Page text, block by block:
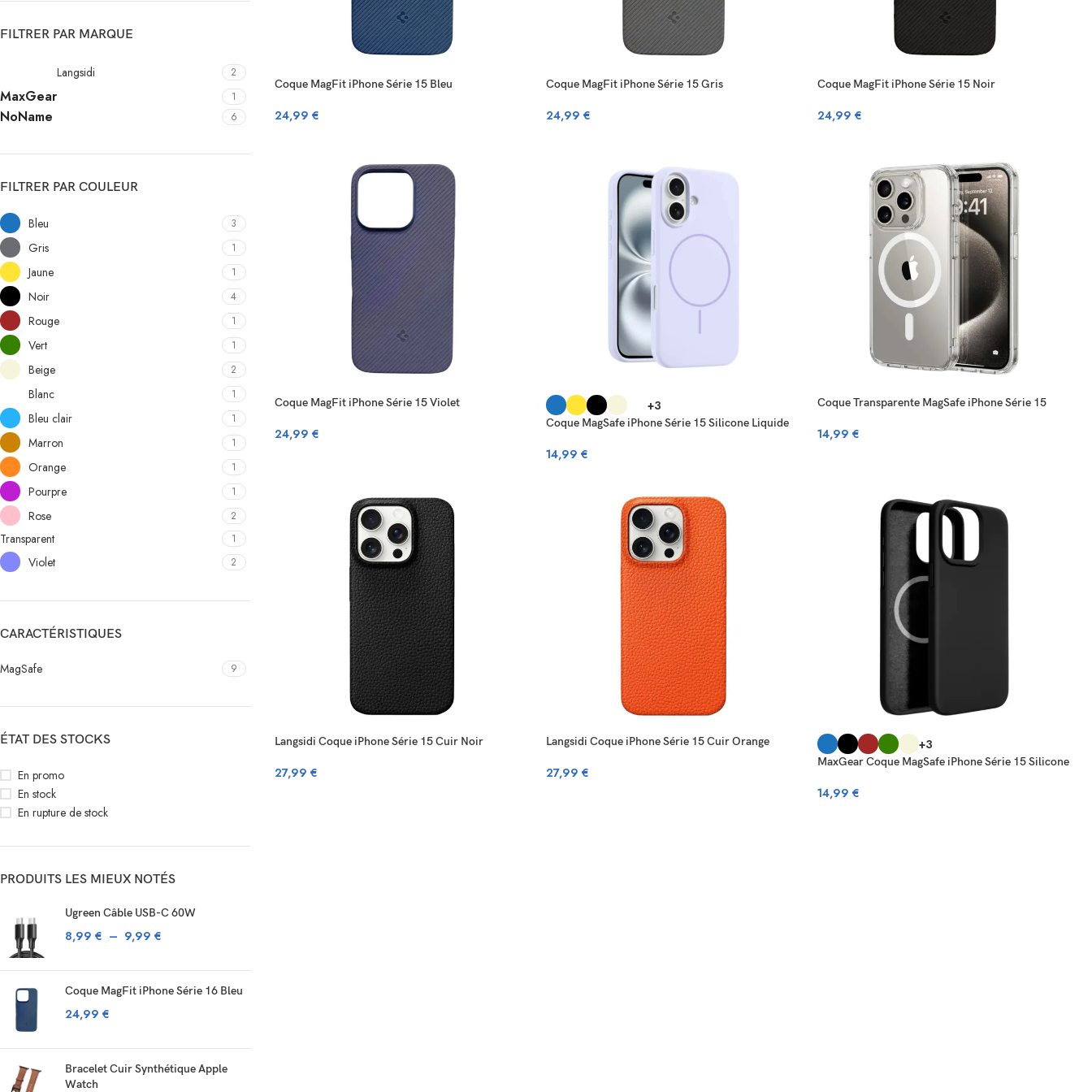
FILTRER PAR MARQUE
Langsidi 2
MaxGear 1
NoName 6
FILTRER PAR COULEUR
Bleu 3
Gris 1
Jaune 1
Noir 4
Rouge 1
Vert 1
Beige 2
Blanc 1
Bleu clair 1
Marron 1
Orange 1
Pourpre 1
Rose 2
Transparent 1
Violet 2
CARACTÉRISTIQUES
MagSafe 9
ÉTAT DES STOCKS
En promo
En stock
En rupture de stock
PRODUITS LES MIEUX NOTÉS
Ugreen Câble USB-C 60W
8,99 € – 9,99 €
Coque MagFit iPhone Série 16 Bleu
24,99 €
Bracelet Cuir Synthétique Apple
Watch
Coque MagFit iPhone Série 15 Bleu
24,99 €
Coque MagFit iPhone Série 15 Gris
24,99 €
Coque MagFit iPhone Série 15 Noir
24,99 €
Coque MagFit iPhone Série 15 Violet
24,99 €
+3
Coque MagSafe iPhone Série 15 Silicone Liquide
14,99 €
Coque Transparente MagSafe iPhone Série 15
14,99 €
Langsidi Coque iPhone Série 15 Cuir Noir
27,99 €
Langsidi Coque iPhone Série 15 Cuir Orange
27,99 €
+3
MaxGear Coque MagSafe iPhone Série 15 Silicone
14,99 €